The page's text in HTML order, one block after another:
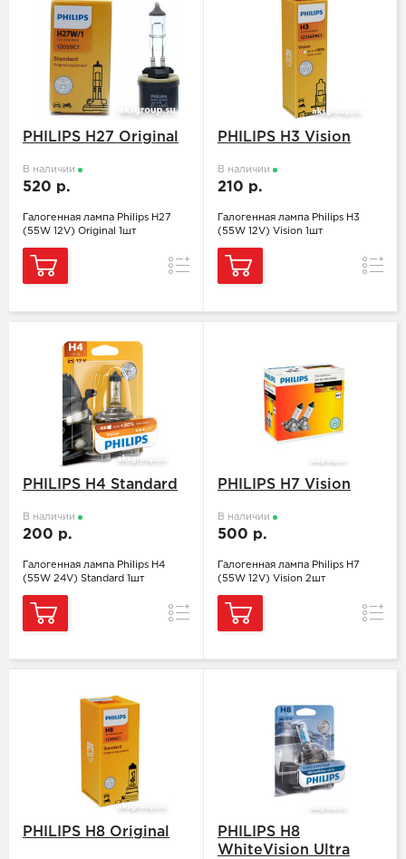
PHILIPS H27 Original
В наличии
520 р.
Галогенная лампа Philips H27
(55W 12V) Original 1шт
Сравнение
PHILIPS H3 Vision
В наличии
210 р.
Галогенная лампа Philips H3
(55W 12V) Vision 1шт
PHILIPS H4 Standard
В наличии
200 р.
Галогенная лампа Philips H4
(55W 24V) Standard 1шт
Сравнение
PHILIPS H7 Vision
В наличии
500 р.
Галогенная лампа Philips H7
(55W 12V) Vision 2шт
PHILIPS H8 Original
PHILIPS H8
WhiteVision Ultra